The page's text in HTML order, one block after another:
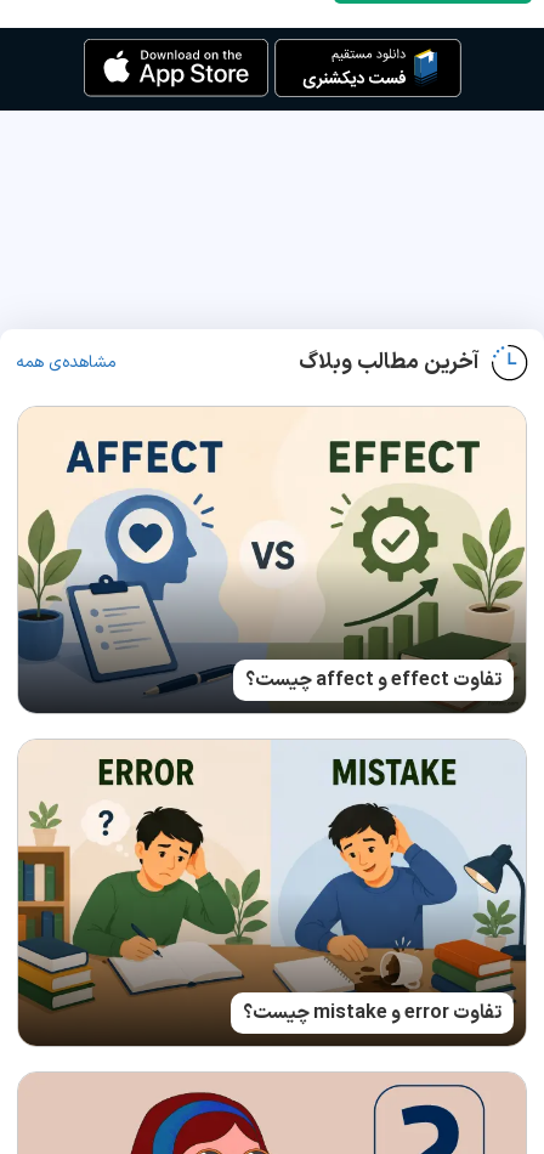
آخرین مطالب وبلاگ مشاهده‌ی همه
تفاوت effect و affect چیست؟
تفاوت error و mistake چیست؟